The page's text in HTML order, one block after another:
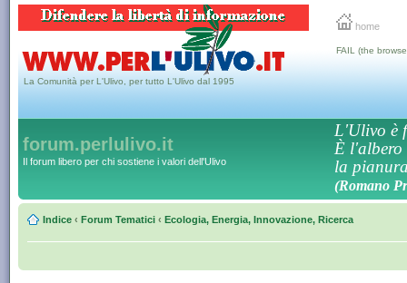
home
La Comunità per L'Ulivo, per tutto L'Ulivo dal 1995
FAIL (the
forum.perlulivo.it
Il forum libero per chi sostiene i valori dell'Ulivo
L'Ulivo è
È l'albero
la
(Romano
Indice ‹ Forum Tematici ‹ Ecologia, Energia, Innovazione, Ricerca